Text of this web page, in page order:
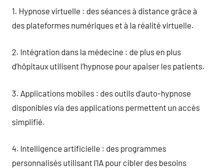
1. Hypnose virtuelle : des séances à distance grâce à
des plateformes numériques et à la réalité virtuelle.
2. Intégration dans la médecine : de plus en plus
d’hôpitaux utilisent l’hypnose pour apaiser les patients.
3. Applications mobiles : des outils d’auto-hypnose
disponibles via des applications permettent un accès
simplifié.
4. Intelligence artificielle : des programmes
personnalisés utilisant l’IA pour cibler des besoins